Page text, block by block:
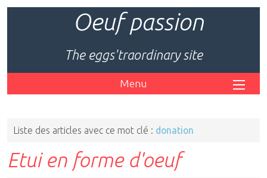
Oeuf passion
The eggs'traordinary site
Menu
Liste des articles avec ce mot clé : donation
Etui en forme d'oeuf